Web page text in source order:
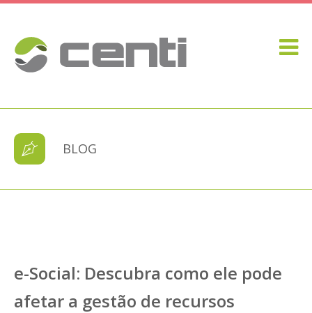
BLOG
e-Social: Descubra como ele pode
afetar a gestão de recursos